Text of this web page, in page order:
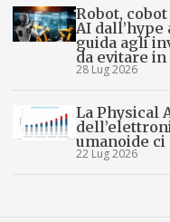
Robot,
AI
guida agli
da evitare
28 Lug 2026
La Physical
umanoide ci
22 Lug 2026